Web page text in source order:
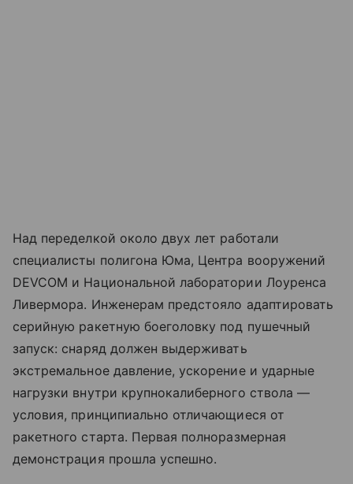
Над переделкой около двух лет работали
специалисты полигона Юма, Центра вооружений
DEVCOM и Национальной лаборатории Лоуренса
Ливермора. Инженерам предстояло адаптировать
серийную ракетную боеголовку под пушечный
запуск: снаряд должен выдерживать
экстремальное давление, ускорение и ударные
нагрузки внутри крупнокалиберного ствола —
условия, принципиально отличающиеся от
ракетного старта. Первая полноразмерная
демонстрация прошла успешно.